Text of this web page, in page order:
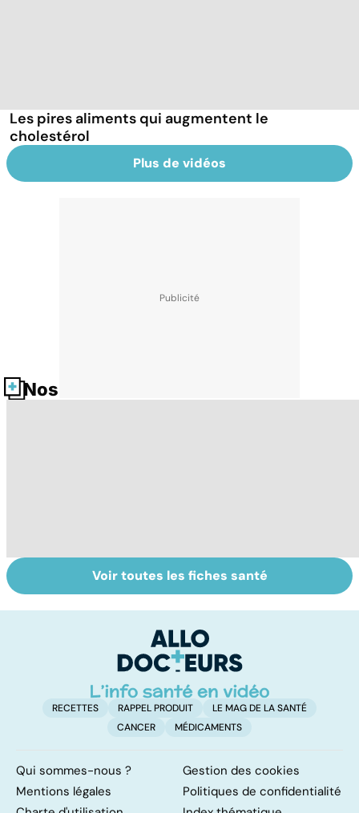
Les pires aliments qui augmentent le
cholestérol
Plus de vidéos
Nos fiches santé
L'eau, source de
vie
La
déshydratation
âgées
Voir toutes les fiches santé
RECETTES RAPPEL PRODUIT
LE MAG DE LA SANTÉ
CANCER
MÉDICAMENTS
Qui sommes-nous ?
Gestion des cookies
Mentions légales
Politiques de confidentialité